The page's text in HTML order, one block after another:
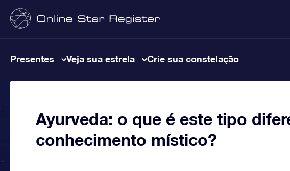
Presentes Veja sua estrela Crie sua constelação
Ayurveda: o que é este tipo
conhecimento místico?